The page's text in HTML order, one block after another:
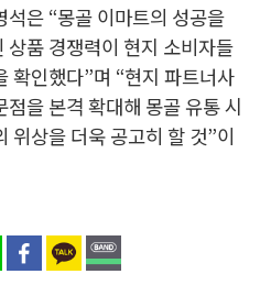
은 “몽골 이마트의 성공을
품 경쟁력이 현지 소비자들
확인했다”며 “현지 파트너사
을 본격 확대해 몽골 유통 시
위상을 더욱 공고히 할 것”이